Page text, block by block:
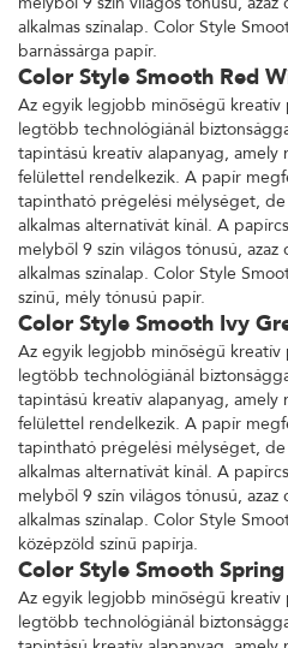
alkalmas színalap. Color Style
barnássárga papír.
Color Style Smooth Red
Az egyik legjobb minőségű kreatív
legtöbb technológiánál
tapintású kreatív alapanyag, amely
felülettel rendelkezik. A papír
tapintható prégelési mélységet,
alkalmas alternatívát kínál. A
melyből 9 szín világos tónusú,
alkalmas színalap. Color Style
színű, mély tónusú papír.
Color Style Smooth Ivy
Az egyik legjobb minőségű kreatív
legtöbb technológiánál
tapintású kreatív alapanyag, amely
felülettel rendelkezik. A papír
tapintható prégelési mélységet,
alkalmas alternatívát kínál. A
melyből 9 szín világos tónusú,
alkalmas színalap. Color Style
középzöld színű papírja.
Color Style Smooth
Az egyik legjobb minőségű kreatív
legtöbb technológiánál